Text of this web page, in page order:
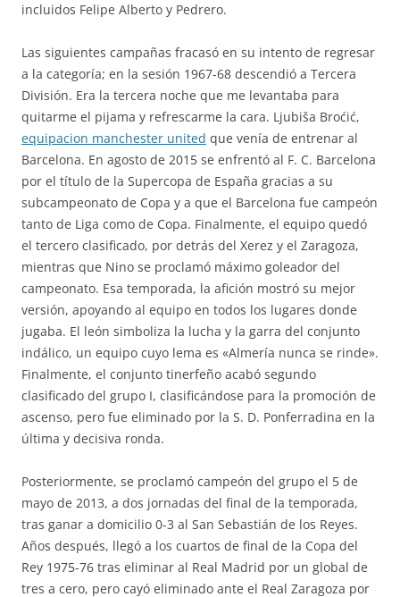
incluidos Felipe Alberto y Pedrero.
Las siguientes campañas fracasó en su intento de regresar
a la categoría; en la sesión 1967-68 descendió a Tercera
División. Era la tercera noche que me levantaba para
quitarme el pijama y refrescarme la cara. Ljubiša Broćić,
equipacion manchester united que venía de entrenar al
Barcelona. En agosto de 2015 se enfrentó al F. C. Barcelona
por el título de la Supercopa de España gracias a su
subcampeonato de Copa y a que el Barcelona fue campeón
tanto de Liga como de Copa. Finalmente, el equipo quedó
el tercero clasificado, por detrás del Xerez y el Zaragoza,
mientras que Nino se proclamó máximo goleador del
campeonato. Esa temporada, la afición mostró su mejor
versión, apoyando al equipo en todos los lugares donde
jugaba. El león simboliza la lucha y la garra del conjunto
indálico, un equipo cuyo lema es «Almería nunca se rinde».
Finalmente, el conjunto tinerfeño acabó segundo
clasificado del grupo I, clasificándose para la promoción de
ascenso, pero fue eliminado por la S. D. Ponferradina en la
última y decisiva ronda.
Posteriormente, se proclamó campeón del grupo el 5 de
mayo de 2013, a dos jornadas del final de la temporada,
tras ganar a domicilio 0-3 al San Sebastián de los Reyes.
Años después, llegó a los cuartos de final de la Copa del
Rey 1975-76 tras eliminar al Real Madrid por un global de
tres a cero, pero cayó eliminado ante el Real Zaragoza por